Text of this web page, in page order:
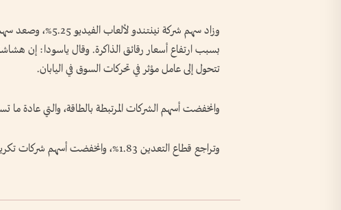
بسبب ارتفاع أسعار رقائق ‌الذاكرة. وقال ياسودا: إن هشاشة
تتحول ​إلى عامل مؤثر في تحركات السوق في اليابان.
وانخفضت أسهم الشركات المرتبطة بالطاقة، والتي عادة ما
وتراجع قطاع التعدين 1.83%، وانخفضت أسهم شركات تكرير النفط ​1.07%.